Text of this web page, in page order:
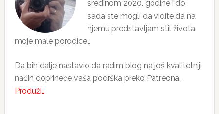
sredinom 2020. godine i do
sada ste mogli da vidite da na
njemu predstavljam stil života
moje male porodice…
Da bih dalje nastavio da radim blog na još kvalitetniji
način doprineće vaša podrška preko Patreona.
Produži…